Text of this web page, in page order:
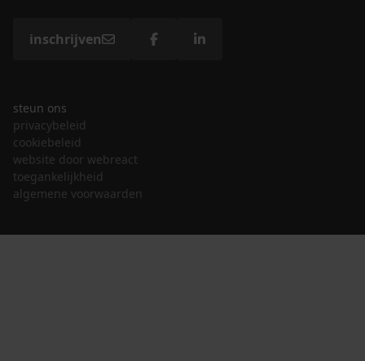
inschrijven
steun ons
privacybeleid
cookiebeleid
website door webreact
toegankelijkheid
algemene voorwaarden